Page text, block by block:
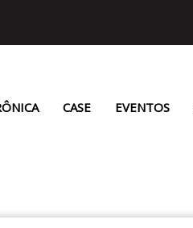
CASE EVENTOS